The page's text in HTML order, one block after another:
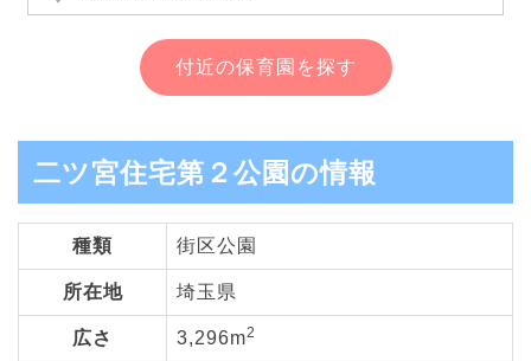
付近の保育園を探す
二ツ宮住宅第２公園の情報
種類 街区公園
所在地 埼玉県
広さ 3,296m2